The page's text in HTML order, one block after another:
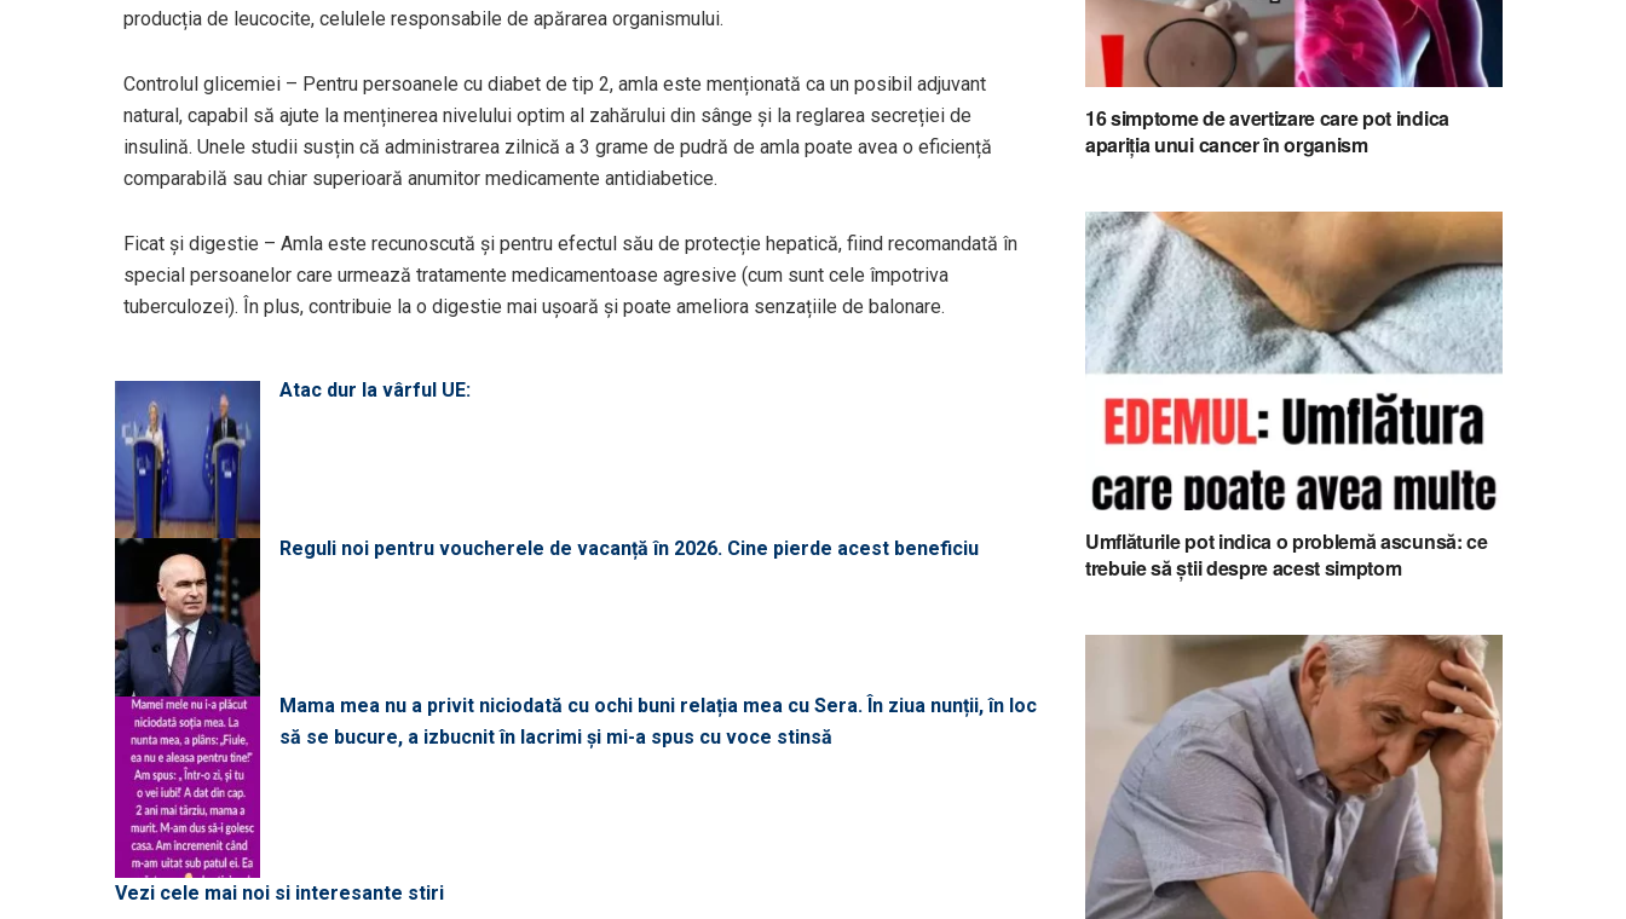
producția de leucocite, celulele responsabile de apărarea organismului.
Controlul glicemiei – Pentru persoanele cu diabet de tip 2, amla este menționată ca un posibil adjuvant
natural, capabil să ajute la menținerea nivelului optim al zahărului din sânge și la reglarea secreției de
insulină. Unele studii susțin că administrarea zilnică a 3 grame de pudră de amla poate avea o eficiență
comparabilă sau chiar superioară anumitor medicamente antidiabetice.
Ficat și digestie – Amla este recunoscută și pentru efectul său de protecție hepatică, fiind recomandată în
special persoanelor care urmează tratamente medicamentoase agresive (cum sunt cele împotriva
tuberculozei). În plus, contribuie la o digestie mai ușoară și poate ameliora senzațiile de balonare.
Atac dur la vârful UE:
Reguli noi pentru voucherele de vacanță în 2026. Cine pierde acest beneficiu
Mama mea nu a privit niciodată cu ochi buni relația mea cu Sera. În ziua nunții, în loc
să se bucure, a izbucnit în lacrimi și mi-a spus cu voce stinsă
Vezi cele mai noi si interesante stiri
16 simptome de avertizare care pot indica
apariția unui cancer în organism
Umflăturile pot indica o problemă ascunsă: ce
trebuie să știi despre acest simptom